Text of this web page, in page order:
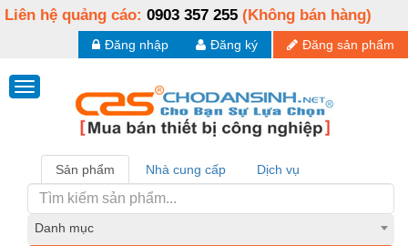
Liên hệ quảng cáo: 0903 357 255 (Không bán hàng)
Đăng sản phẩm
Đăng ký
Đăng nhập
Sản phẩm Nhà cung cấp Dịch vụ
Danh mục